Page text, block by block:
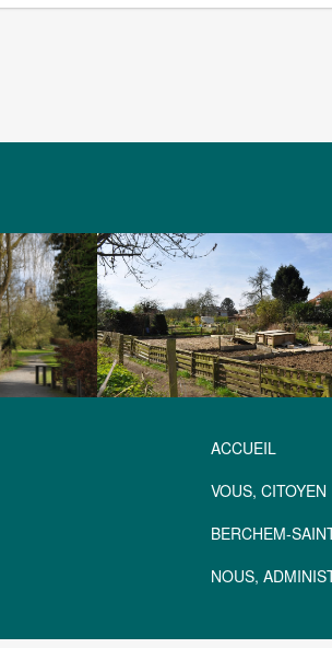
ACCUEIL
VOUS, CITOYEN
BERCHEM-
NOUS,